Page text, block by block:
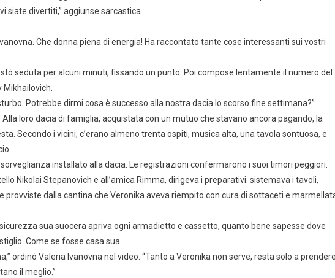
siate divertiti,” aggiunse sarcastica.
Che donna piena di energia! Ha raccontato tante cose interessanti sui vostri
seduta per alcuni minuti, fissando un punto. Poi compose lentamente il numero del
Potrebbe dirmi cosa è successo alla nostra dacia lo scorso fine settimana?”
Alla loro dacia di famiglia, acquistata con un mutuo che stavano ancora pagando, la
Secondo i vicini, c’erano almeno trenta ospiti, musica alta, una tavola sontuosa, e
installato alla dacia. Le registrazioni confermarono i suoi timori peggiori.
Nikolai Stepanovich e all’amica Rimma, dirigeva i preparativi: sistemava i tavoli,
provviste dalla cantina che Veronika aveva riempito con cura di sottaceti e
sua suocera apriva ogni armadietto e cassetto, quanto bene sapesse dove
Come se fosse casa sua.
ordinò Valeria Ivanovna nel video. “Tanto a Veronika non serve, resta solo a prendere
il meglio.”